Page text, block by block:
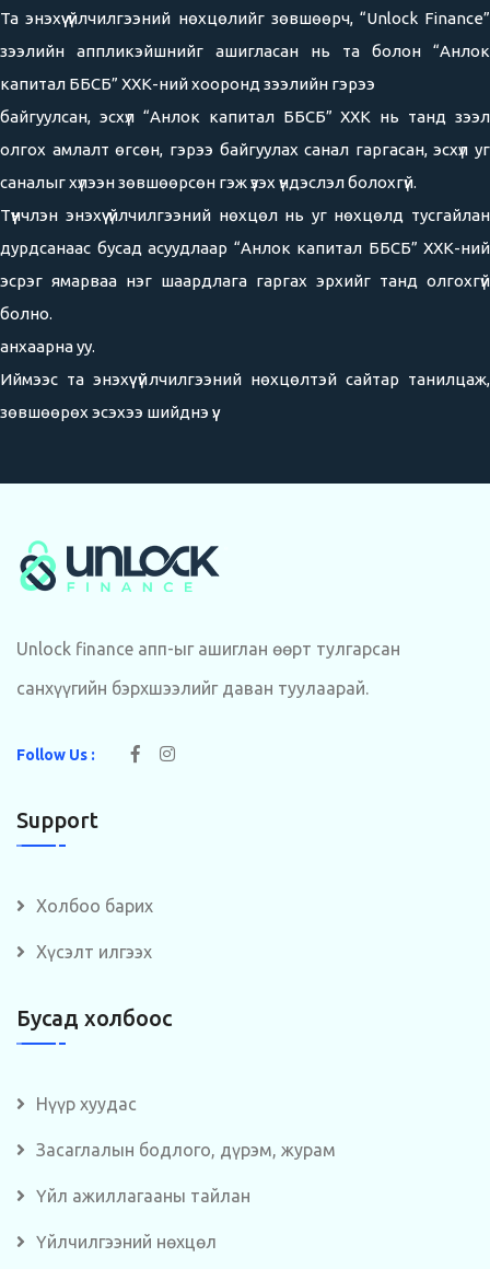
Та энэхүү үйлчилгээний нөхцөлийг зөвшөөрч, “Unlock Finance”
зээлийн аппликэйшнийг ашигласан нь та болон “Анлок
капитал ББСБ” ХХК-ний хооронд зээлийн гэрээ
байгуулсан, эсхүл “Анлок капитал ББСБ” ХХК нь танд зээл
олгох амлалт өгсөн, гэрээ байгуулах санал гаргасан, эсхүл уг
саналыг хүлээн зөвшөөрсөн гэж үзэх үндэслэл болохгүй.
Түүнчлэн энэхүү үйлчилгээний нөхцөл нь уг нөхцөлд тусгайлан
дурдсанаас бусад асуудлаар “Анлок капитал ББСБ” ХХК-ний
эсрэг ямарваа нэг шаардлага гаргах эрхийг танд олгохгүй
болно.
анхаарна уу.
Иймээс та энэхүү үйлчилгээний нөхцөлтэй сайтар танилцаж,
зөвшөөрөх эсэхээ шийднэ үү.
Unlock finance апп-ыг ашиглан өөрт тулгарсан
санхүүгийн бэрхшээлийг даван туулаарай.
Follow Us :
Support
Холбоо барих
Хүсэлт илгээх
Бусад холбоос
Нүүр хуудас
Засаглалын бодлого, дүрэм, журам
Үйл ажиллагааны тайлан
Үйлчилгээний нөхцөл